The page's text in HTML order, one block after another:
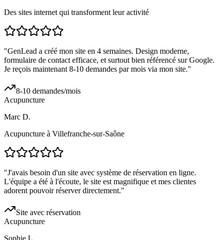
Des sites internet qui transforment leur activité
"GenLead a créé mon site en 4 semaines. Design moderne,
formulaire de contact efficace, et surtout bien référencé sur Google.
Je reçois maintenant 8-10 demandes par mois via mon site."
8-10 demandes/mois
Acupuncture
Marc D.
Acupuncture à Villefranche-sur-Saône
"J'avais besoin d'un site avec système de réservation en ligne.
L'équipe a été à l'écoute, le site est magnifique et mes clientes
adorent pouvoir réserver directement."
Site avec réservation
Acupuncture